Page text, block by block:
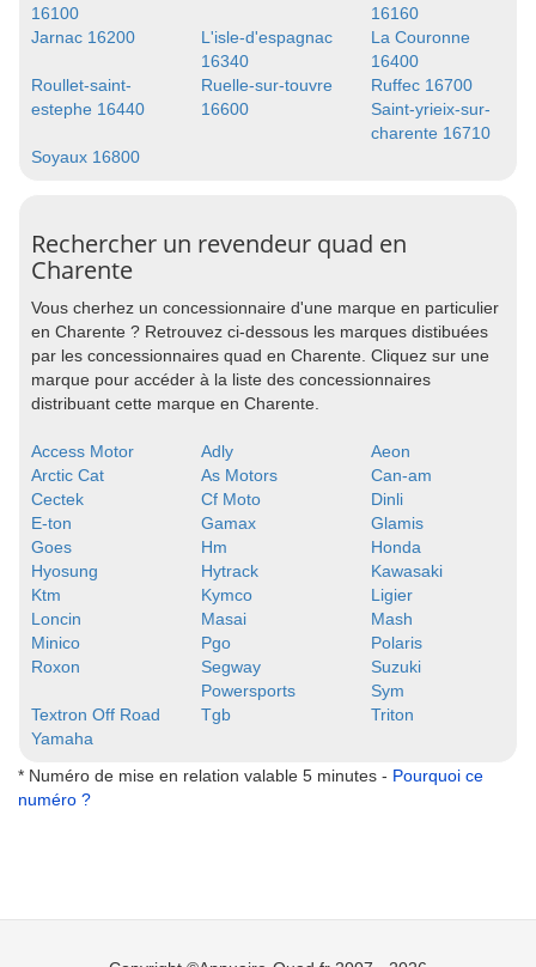
16100
16160
Jarnac 16200
L'isle-d'espagnac
16340
La Couronne
16400
Roullet-saint-
estephe 16440
Ruelle-sur-touvre
16600
Ruffec 16700
Saint-yrieix-sur-
charente 16710
Soyaux 16800
Rechercher un revendeur quad en
Charente
Vous cherhez un concessionnaire d'une marque en particulier
en Charente ? Retrouvez ci-dessous les marques distibuées
par les concessionnaires quad en Charente. Cliquez sur une
marque pour accéder à la liste des concessionnaires
distribuant cette marque en Charente.
Access Motor Adly
Aeon
Arctic Cat
As Motors
Can-am
Cectek
Cf Moto
Dinli
E-ton
Gamax
Glamis
Goes
Hm
Honda
Hyosung
Hytrack
Kawasaki
Ktm
Kymco
Ligier
Loncin
Masai
Mash
Minico
Pgo
Polaris
Roxon
Segway
Powersports
Suzuki
Sym
Textron Off Road
Tgb
Triton
Yamaha
* Numéro de mise en relation valable 5 minutes - Pourquoi ce
numéro ?